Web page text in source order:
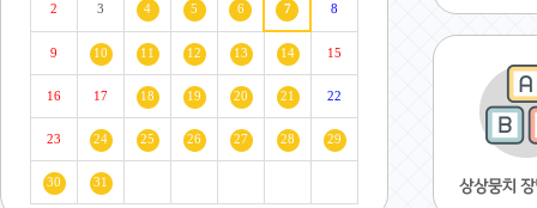
2 3 4 5 6 7 8
9 10 11 12 13 14 15
16 17 18 19 20 21 22
23 24 25 26 27 28 29
30 31